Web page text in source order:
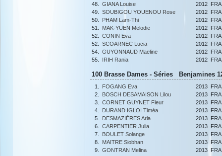
48.
GIANA Louise 2012 FRA
49.
SOUBIGOU YOUENOU Rose 2012 FRA
50.
PHAM Lam-Thi 2012 FRA
51.
MAK-YUEN Melodie 2012 FRA
52.
CONIN Eva 2012 FRA
52.
SCOARNEC Lucia 2012 FRA
54.
GUYONNAUD Maeline 2012 FRA
55.
IRIH Rania 2012 FRA
100 Brasse Dames - Séries Benjamines
1. FOGANG Eva 2013 FRA
2.
BOSCH DESAMAISON Lilou 2013 FRA
3.
CORNET GUYNET Fleur 2013 FRA
4.
DURAND IGLOI Timéa 2013 FRA
5.
DESMAZIÈRES Aria 2013 FRA
6.
CARPENTIER Julia 2013 FRA
7.
BOULET Solange 2013 FRA
8.
MAITRE Siobhan 2013 FRA
9.
GONTRAN Melina 2013 FRA